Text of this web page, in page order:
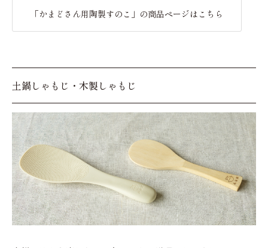
「かまどさん用陶製すのこ」の商品ページはこちら
土鍋しゃもじ・木製しゃもじ